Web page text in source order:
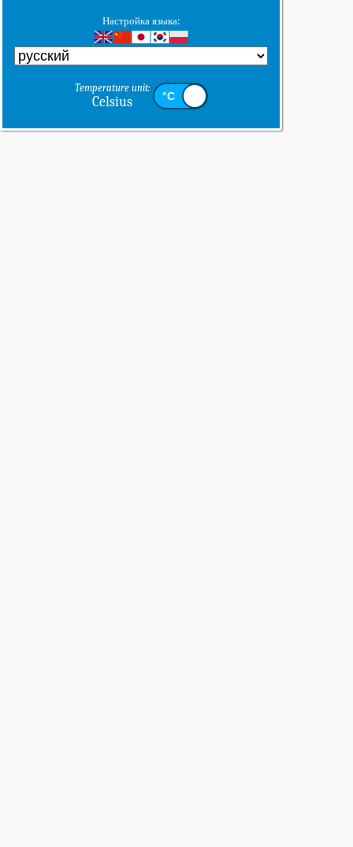
Настройка языка:
Temperature unit:
Celsius